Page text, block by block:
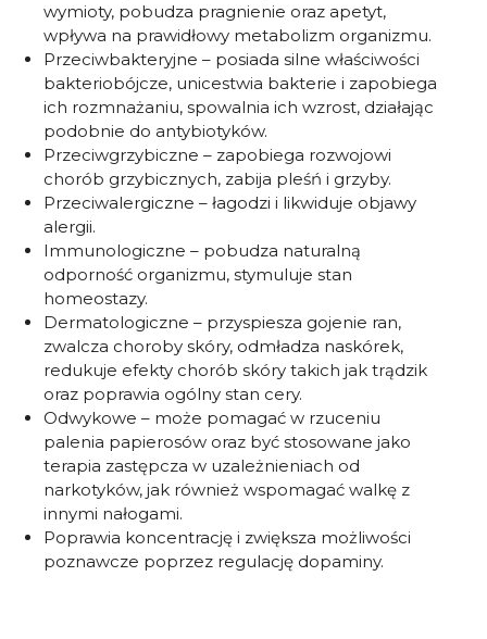
wymioty, pobudza pragnienie oraz apetyt,
wpływa na prawidłowy metabolizm organizmu.
Przeciwbakteryjne – posiada silne właściwości
bakteriobójcze, unicestwia bakterie i zapobiega
ich rozmnażaniu, spowalnia ich wzrost, działając
podobnie do antybiotyków.
Przeciwgrzybiczne – zapobiega rozwojowi
chorób grzybicznych, zabija pleśń i grzyby.
Przeciwalergiczne – łagodzi i likwiduje objawy
alergii.
Immunologiczne – pobudza naturalną
odporność organizmu, stymuluje stan
homeostazy.
Dermatologiczne – przyspiesza gojenie ran,
zwalcza choroby skóry, odmładza naskórek,
redukuje efekty chorób skóry takich jak trądzik
oraz poprawia ogólny stan cery.
Odwykowe – może pomagać w rzuceniu
palenia papierosów oraz być stosowane jako
terapia zastępcza w uzależnieniach od
narkotyków, jak również wspomagać walkę z
innymi nałogami.
Poprawia koncentrację i zwiększa możliwości
poznawcze poprzez regulację dopaminy.